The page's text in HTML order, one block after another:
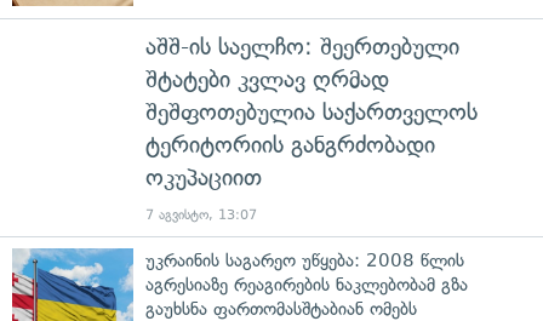
აშშ-ის საელჩო: შეერთებული
შტატები კვლავ ღრმად
შეშფოთებულია საქართველოს
ტერიტორიის განგრძობადი
ოკუპაციით
7 აგვისტო, 13:07
უკრაინის საგარეო უწყება: 2008 წლის
აგრესიაზე რეაგირების ნაკლებობამ გზა
გაუხსნა ფართომასშტაბიან ომებს